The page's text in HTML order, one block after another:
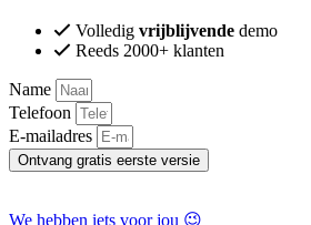
Volledig vrijblijvende demo
Reeds 2000+ klanten
Name
Telefoon
E-mailadres
Ontvang gratis eerste versie
We hebben iets voor jou 😉